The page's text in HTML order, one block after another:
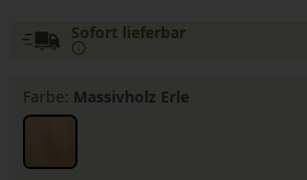
Sofort lieferbar
Farbe: Massivholz Erle